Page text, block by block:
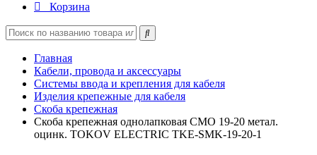
Корзина
Главная
Кабели, провода и аксессуары
Системы ввода и крепления для кабеля
Изделия крепежные для кабеля
Скоба крепежная
Скоба крепежная однолапковая СМО 19-20 метал.
оцинк. TOKOV ELECTRIC TKE-SMK-19-20-1